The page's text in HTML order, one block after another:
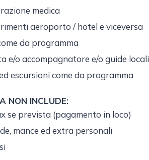
medica
aeroporto / hotel e viceversa
da programma
e/o accompagnatore e/o guide locali
escursioni come da programma
NON INCLUDE:
se prevista (pagamento in loco)
mance ed extra personali